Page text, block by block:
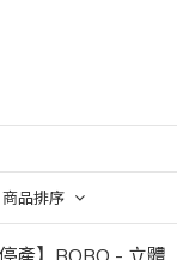
商品排序